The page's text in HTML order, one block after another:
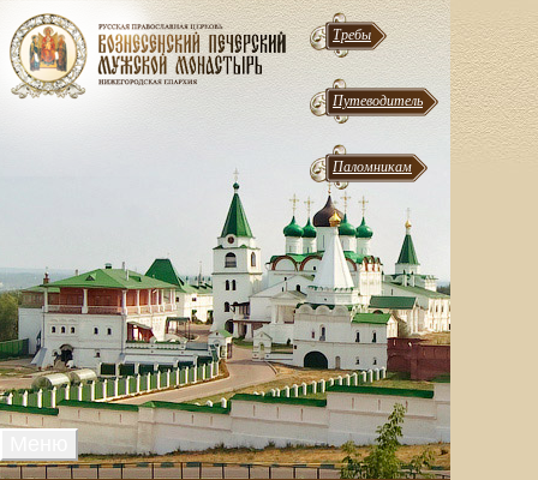
Требы
Путеводитель
Паломникам